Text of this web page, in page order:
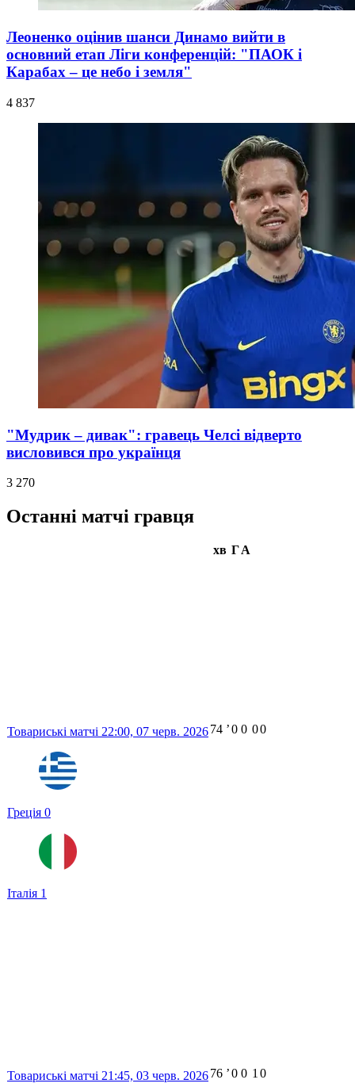
Леоненко оцінив шанси Динамо вийти в
основний етап Ліги конференцій: "ПАОК і
Карабах – це небо і земля"
4 837
"Мудрик – дивак": гравець Челсі відверто
висловився про українця
3 270
Останні матчі гравця
хв ГА
Товариські матчі 22:00, 07 черв. 2026
Греція 0
Італія 1
74 ʼ0 0 00
Товариські матчі 21:45, 03 черв. 202676 ʼ0 0 1 0